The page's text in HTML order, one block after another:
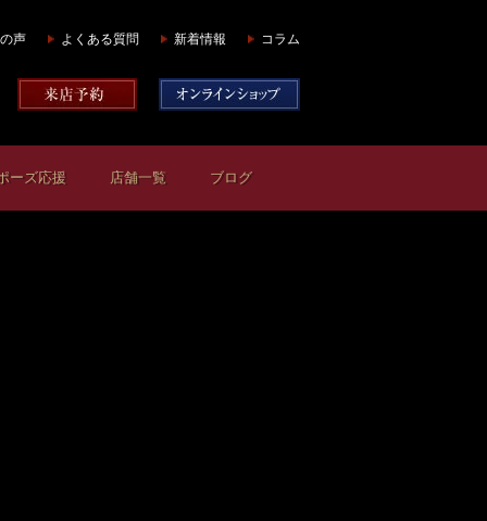
声 よくある質問 新着情報 コラム
ーズ応援 店舗一覧 ブログ